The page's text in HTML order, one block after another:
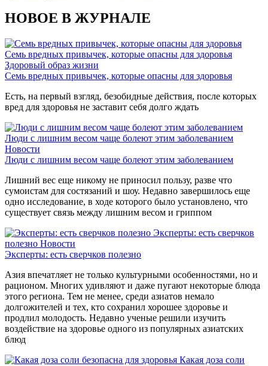
НОВОЕ В ЖУРНАЛЕ
Семь вредных привычек, которые опасны для здоровья
Здоровый образ жизни
Семь вредных привычек, которые опасны для здоровья
Есть, на первый взгляд, безобидные действия, после которых
вред для здоровья не заставит себя долго ждать
Люди с лишним весом чаще болеют этим заболеванием
Новости
Люди с лишним весом чаще болеют этим заболеванием
Лишний вес еще никому не приносил пользу, разве что
сумоистам для состязаний и шоу. Недавно завершилось еще
одно исследование, в ходе которого было установлено, что
существует связь между лишним весом и гриппом
Эксперты: есть сверчков
полезно Новости
Эксперты: есть сверчков полезно
Азия впечатляет не только культурными особенностями, но и
рационом. Многих удивляют и даже пугают некоторые блюда
этого региона. Тем не менее, среди азиатов немало
долгожителей и тех, кто сохранил хорошее здоровье и
продлил молодость. Недавно ученые решили изучить
воздействие на здоровье одного из популярных азиатских
блюд
Какая доза соли